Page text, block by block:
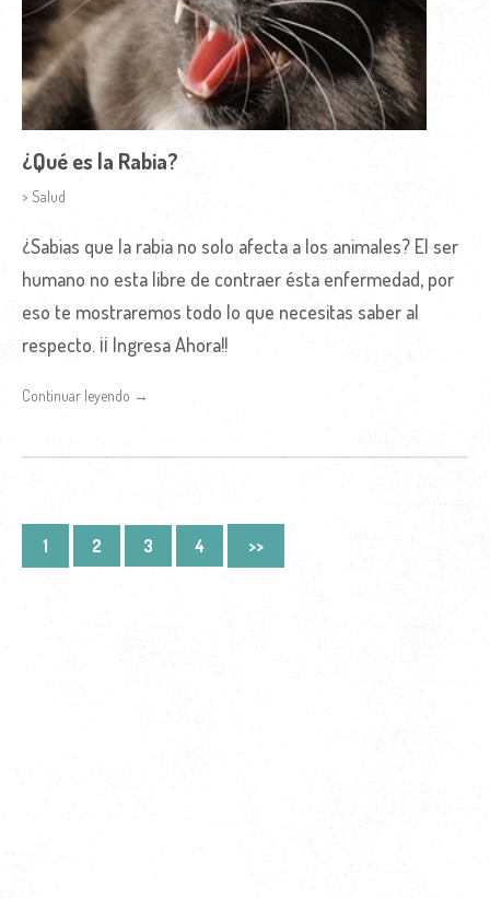
¿Qué es la Rabia?
> Salud
¿Sabias que la rabia no solo afecta a los animales? El ser
humano no esta libre de contraer ésta enfermedad, por
eso te mostraremos todo lo que necesitas saber al
respecto. ¡¡ Ingresa Ahora!!
Continuar leyendo →
1 2 3 4 >>